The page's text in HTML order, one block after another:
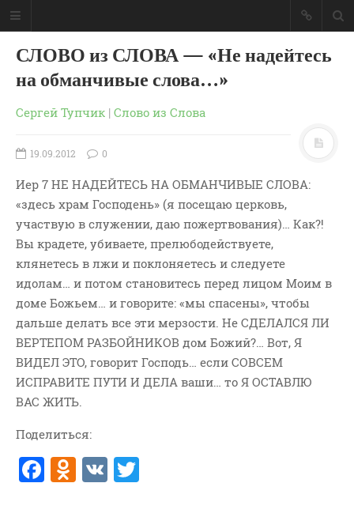
ГЛАВНАЯ
МОИ КНИГИ
СЛОВО-АУДИО
СЛОВО-ВИДЕО
ВОПРОСЫ ПАСТОРУ
РУБРИКИ
Аудио
СЛОВО из СЛОВА — «Не надейтесь
на обманчивые слова…»
Сергей Тупчик | Слово из Слова
19.09.2012 0
Иер 7 НЕ НАДЕЙТЕСЬ НА ОБМАНЧИВЫЕ СЛОВА:
«здесь храм Господень» (я посещаю церковь,
участвую в служении, даю пожертвования)… Как?!
Вы крадете, убиваете, прелюбодействуете,
клянетесь в лжи и поклоняетесь и следуете
идолам… и потом становитесь перед лицом Моим в
доме Божьем… и говорите: «мы спасены», чтобы
дальше делать все эти мерзости. Не СДЕЛАЛСЯ ЛИ
ВЕРТЕПОМ РАЗБОЙНИКОВ дом Божий?… Вот, Я
ВИДЕЛ ЭТО, говорит Господь… если СОВСЕМ
ИСПРАВИТЕ ПУТИ И ДЕЛА ваши… то Я ОСТАВЛЮ
ВАС ЖИТЬ.
Поделиться:
F
a
O
d
V
K